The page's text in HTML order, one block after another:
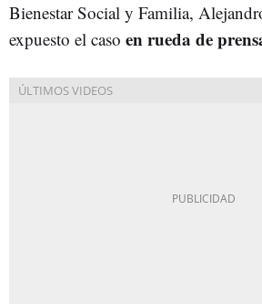
Bienestar Social y Familia,
expuesto el caso en rueda de